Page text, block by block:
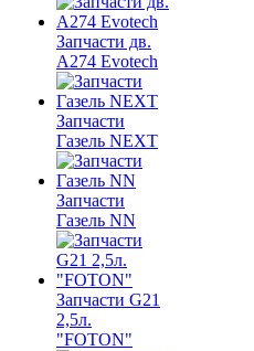
Запчасти дв.
A274 Evotech
Запчасти
Газель NEXT
Запчасти
Газель NN
Запчасти G21
2,5л.
"FOTON"